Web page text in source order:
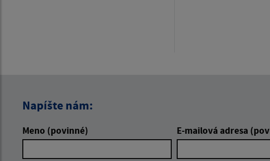
Napíšte nám:
Meno (povinné) E-mailová adresa